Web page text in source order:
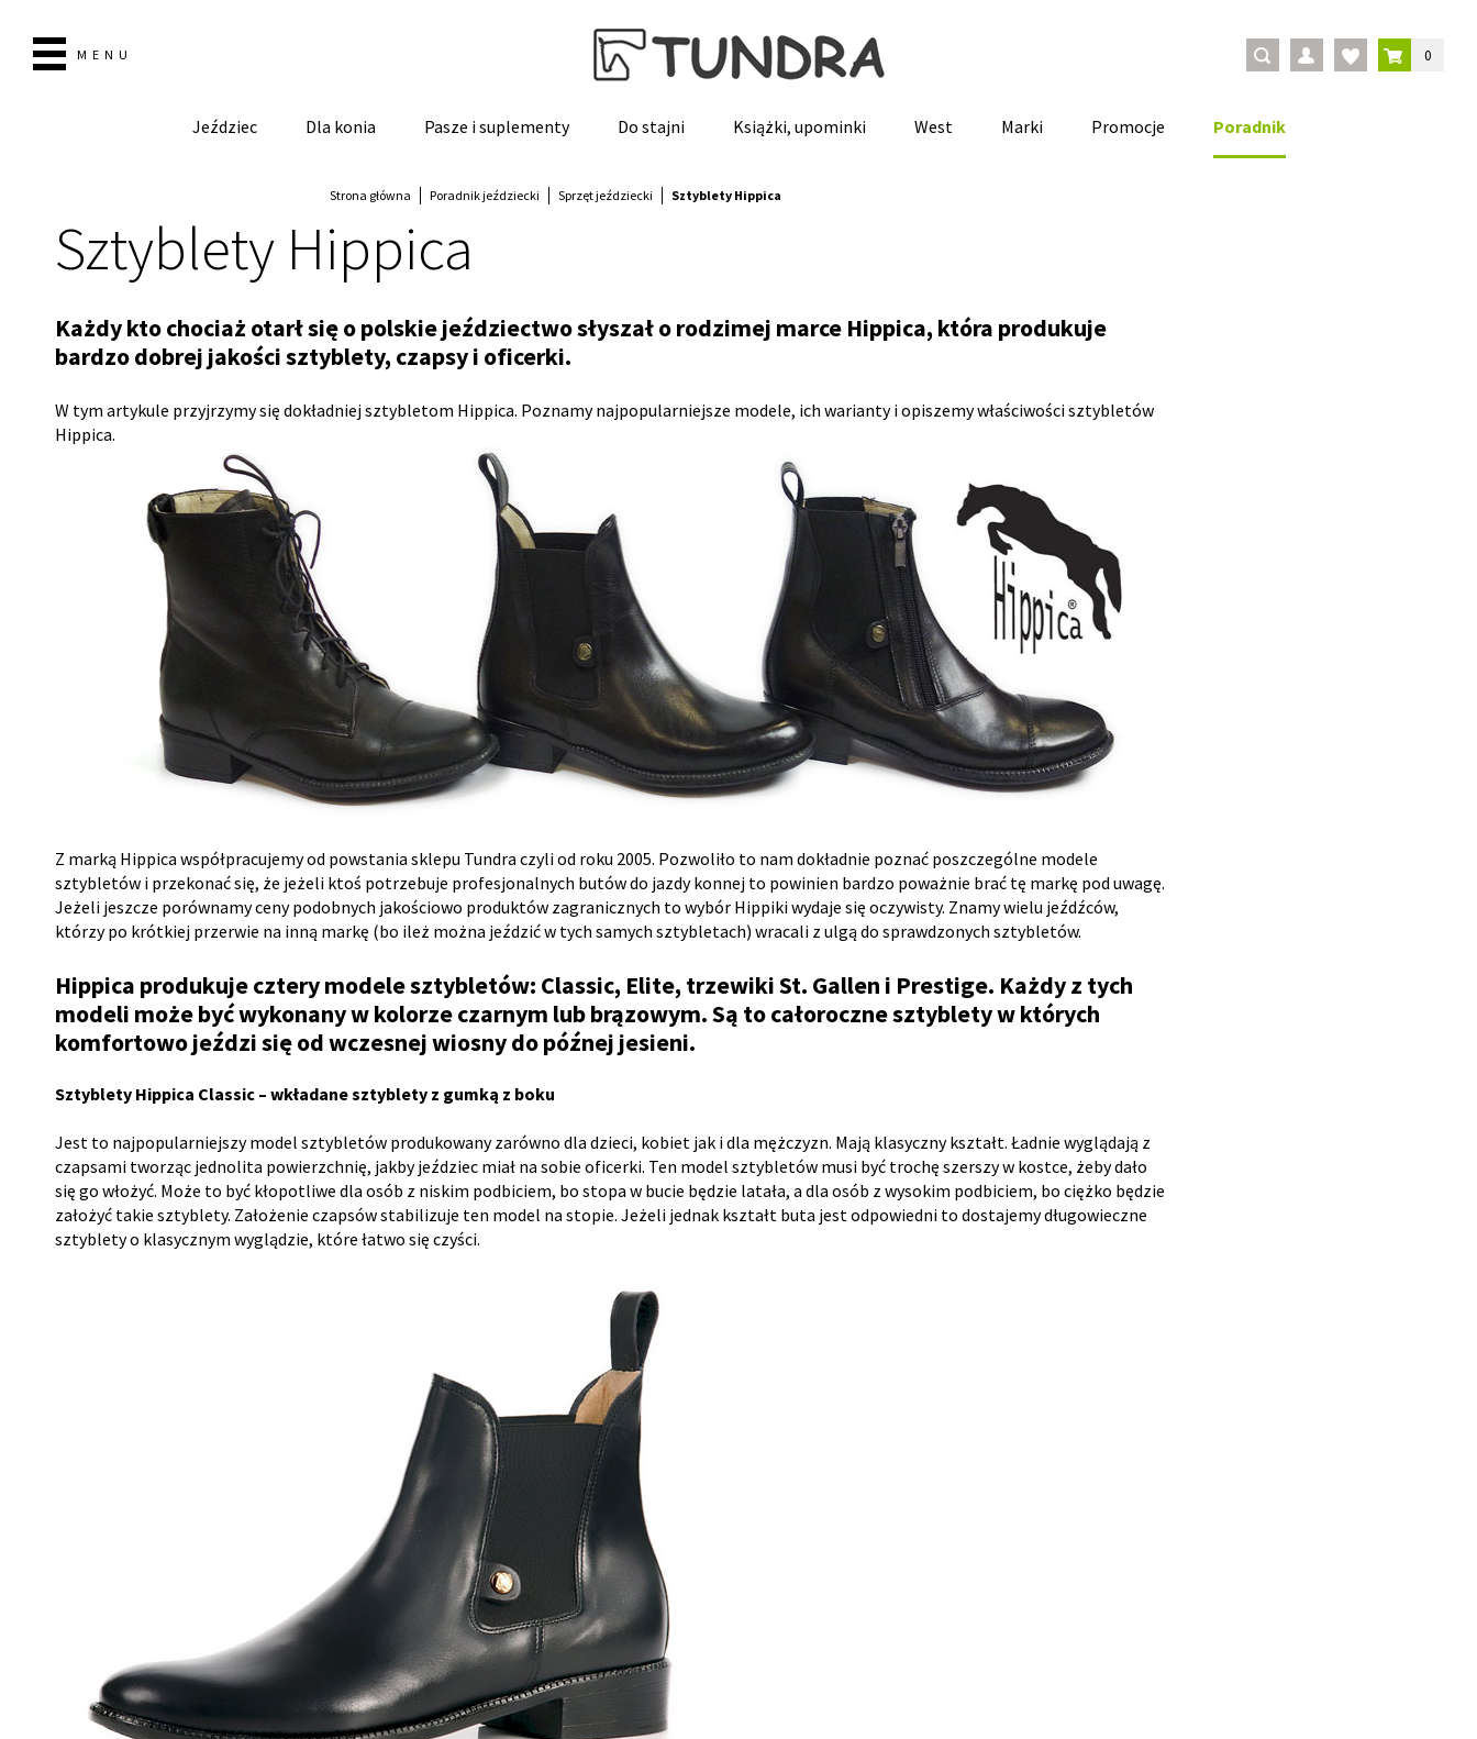
MENU 0
Jeździec Dla konia Pasze i suplementy Do stajni Książki, upominki West Marki Promocje Poradnik
Strona główna Poradnik jeździecki Sprzęt jeździecki Sztyblety Hippica
Sztyblety Hippica
Każdy kto chociaż otarł się o polskie jeździectwo słyszał o rodzimej marce Hippica, która produkuje
bardzo dobrej jakości sztyblety, czapsy i oficerki.
W tym artykule przyjrzymy się dokładniej sztybletom Hippica. Poznamy najpopularniejsze modele, ich warianty i opiszemy właściwości sztybletów
Hippica.
Z marką Hippica współpracujemy od powstania sklepu Tundra czyli od roku 2005. Pozwoliło to nam dokładnie poznać poszczególne modele
sztybletów i przekonać się, że jeżeli ktoś potrzebuje profesjonalnych butów do jazdy konnej to powinien bardzo poważnie brać tę markę pod uwagę.
Jeżeli jeszcze porównamy ceny podobnych jakościowo produktów zagranicznych to wybór Hippiki wydaje się oczywisty. Znamy wielu jeźdźców,
którzy po krótkiej przerwie na inną markę (bo ileż można jeździć w tych samych sztybletach) wracali z ulgą do sprawdzonych sztybletów.
Hippica produkuje cztery modele sztybletów: Classic, Elite, trzewiki St. Gallen i Prestige. Każdy z tych
modeli może być wykonany w kolorze czarnym lub brązowym. Są to całoroczne sztyblety w których
komfortowo jeździ się od wczesnej wiosny do późnej jesieni.
Sztyblety Hippica Classic – wkładane sztyblety z gumką z boku
Jest to najpopularniejszy model sztybletów produkowany zarówno dla dzieci, kobiet jak i dla mężczyzn. Mają klasyczny kształt. Ładnie wyglądają z
czapsami tworząc jednolita powierzchnię, jakby jeździec miał na sobie oficerki. Ten model sztybletów musi być trochę szerszy w kostce, żeby dało
się go włożyć. Może to być kłopotliwe dla osób z niskim podbiciem, bo stopa w bucie będzie latała, a dla osób z wysokim podbiciem, bo ciężko będzie
założyć takie sztyblety. Założenie czapsów stabilizuje ten model na stopie. Jeżeli jednak kształt buta jest odpowiedni to dostajemy długowieczne
sztyblety o klasycznym wyglądzie, które łatwo się czyści.